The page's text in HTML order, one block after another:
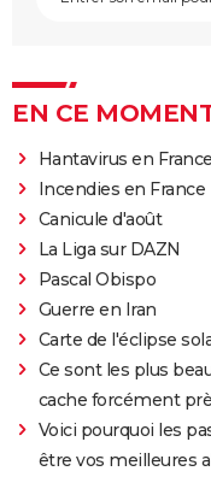
EN CE
Hantavirus en France
Incendies en France
Canicule d'août
La Liga sur DAZN
Pascal Obispo
Guerre en Iran
Carte de l'éclipse
Ce sont les plus
cache forcément
Voici pourquoi les
être vos meilleures